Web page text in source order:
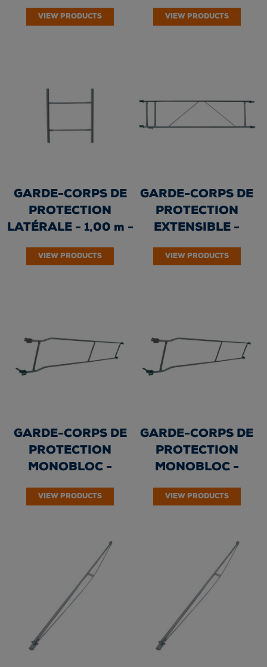
VIEW PRODUCTS VIEW PRODUCTS
GARDE-CORPS DE
PROTECTION
LATÉRALE - 1,00 m -
VIEW PRODUCTS
GARDE-CORPS DE
PROTECTION
EXTENSIBLE -
3,50 m -...
VIEW PRODUCTS
GARDE-CORPS DE
PROTECTION
MONOBLOC -
Galvanisé...
VIEW PRODUCTS
GARDE-CORPS DE
PROTECTION
MONOBLOC -
Galvanisé...
VIEW PRODUCTS